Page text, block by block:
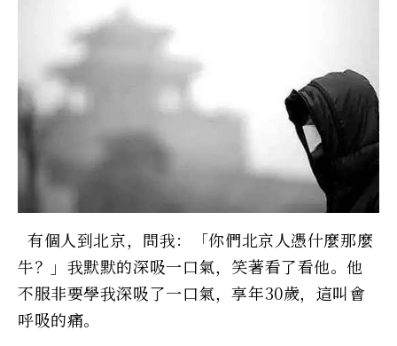
有個人到北京，問我：「你們北京人憑什麼那麼
牛？」我默默的深吸一口氣，笑著看了看他。他
不服非要學我深吸了一口氣，享年30歲，這叫會
呼吸的痛。